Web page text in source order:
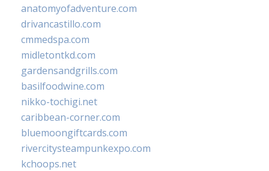
anatomyofadventure.com
drivancastillo.com
cmmedspa.com
midletontkd.com
gardensandgrills.com
basilfoodwine.com
nikko-tochigi.net
caribbean-corner.com
bluemoongiftcards.com
rivercitysteampunkexpo.com
kchoops.net